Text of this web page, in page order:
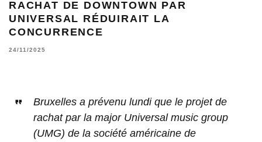
RACHAT DE DOWNTOWN PAR
UNIVERSAL RÉDUIRAIT LA
CONCURRENCE
24/11/2025
Bruxelles a prévenu lundi que le projet de
rachat par la major Universal music group
(UMG) de la société américaine de